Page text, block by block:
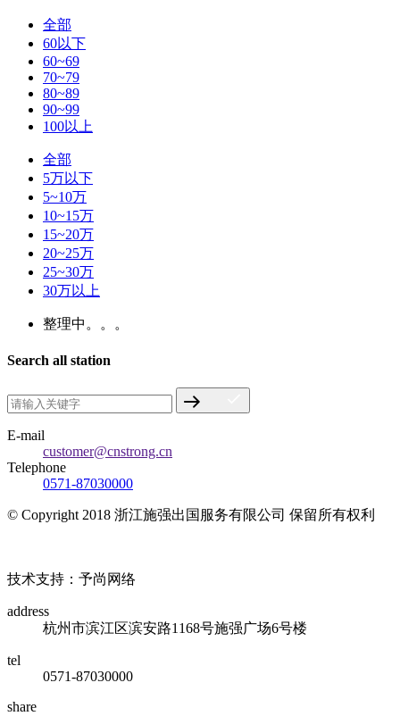
全部
60以下
60~69
70~79
80~89
90~99
100以上
全部
5万以下
5~10万
10~15万
15~20万
20~25万
25~30万
30万以上
整理中。。。
Search all station
E-mail
customer@cnstrong.cn
Telephone
0571-87030000
© Copyright 2018 浙江施强出国服务有限公司 保留所有权利
技术支持：予尚网络
address
杭州市滨江区滨安路1168号施强广场6号楼
tel
0571-87030000
share